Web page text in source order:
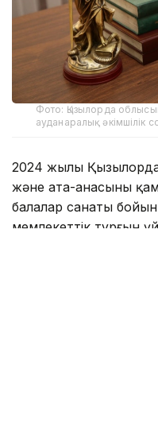
Фото: Қызылорда
ауданаралық әкімшілік
2024 жылы Қызылорда
және ата-анасының
балалар санаты
мемлекеттік тұрғын